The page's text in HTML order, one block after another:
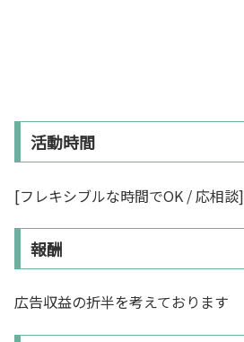
活動時間
[フレキシブルな時間でOK / 応相談]
報酬
広告収益の折半を考えております